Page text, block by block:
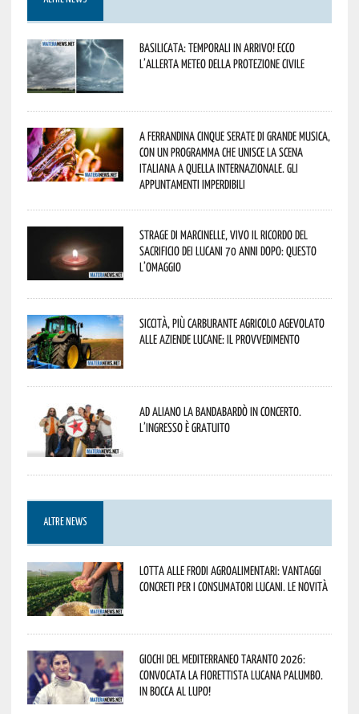
Basilicata: temporali in arrivo! Ecco
l’allerta meteo della Protezione civile
A Ferrandina cinque serate di grande musica,
con un programma che unisce la scena
italiana a quella internazionale. Gli
appuntamenti imperdibili
Strage di Marcinelle, vivo il ricordo del
sacrificio dei lucani 70 anni dopo: questo
l’omaggio
Siccità, più carburante agricolo agevolato
alle aziende lucane: il provvedimento
Ad Aliano la Bandabardò in concerto.
L’ingresso è gratuito
ALTRE NEWS
Lotta alle frodi agroalimentari: vantaggi
concreti per i consumatori lucani. Le novità
Giochi del Mediterraneo Taranto 2026:
convocata la fiorettista lucana Palumbo.
In bocca al lupo!